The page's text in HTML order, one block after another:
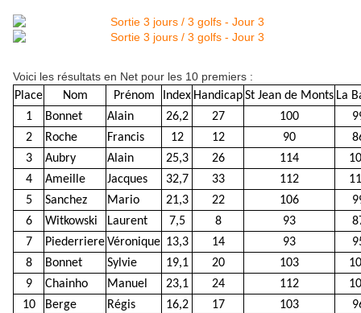
Voici les résultats en Net pour les 10 premiers :
Place
Nom Prénom Index HandicapSt Jean de Monts La
1
Bonnet Alain 26,2 27 100
2
Roche Francis 12 12 90
3
Aubry Alain 25,3 26 114
4
Ameille Jacques 32,7 33 112
5
Sanchez Mario 21,3 22 106
6
Witkowski Laurent 7,5 8 93
7
PiederriereVéronique 13,3 14 93
8
Bonnet Sylvie 19,1 20 103
9
Chainho Manuel 23,1 24 112
10
Berge Régis 16,2 17 103